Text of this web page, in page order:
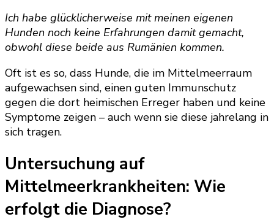
Ich habe glücklicherweise mit meinen eigenen
Hunden noch keine Erfahrungen damit gemacht,
obwohl diese beide aus Rumänien kommen.
Oft ist es so, dass Hunde, die im Mittelmeerraum
aufgewachsen sind, einen guten Immunschutz
gegen die dort heimischen Erreger haben und keine
Symptome zeigen – auch wenn sie diese jahrelang in
sich tragen.
Untersuchung auf
Mittelmeerkrankheiten: Wie
erfolgt die Diagnose?